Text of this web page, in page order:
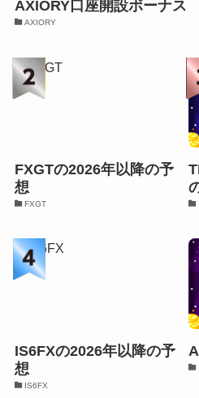
AXIORY口座開設ボーナス
AXIORY
FXGTの2026年以降の予
想
FXGT
IS6FXの2026年以降の予
想
IS6FX